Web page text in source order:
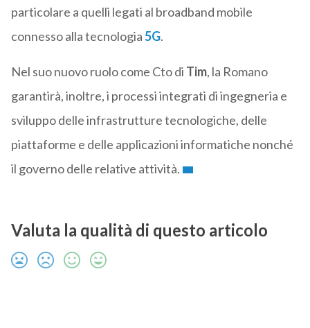
particolare a quelli legati al broadband mobile
connesso alla tecnologia5G.
Nel suo nuovo ruolo come Cto di Tim, la Romano
garantirà, inoltre, i processi integrati di ingegneria e
sviluppo delle infrastrutture tecnologiche, delle
piattaforme e delle applicazioni informatiche nonché
il governo delle relative attività.
Valuta la qualità di questo articolo